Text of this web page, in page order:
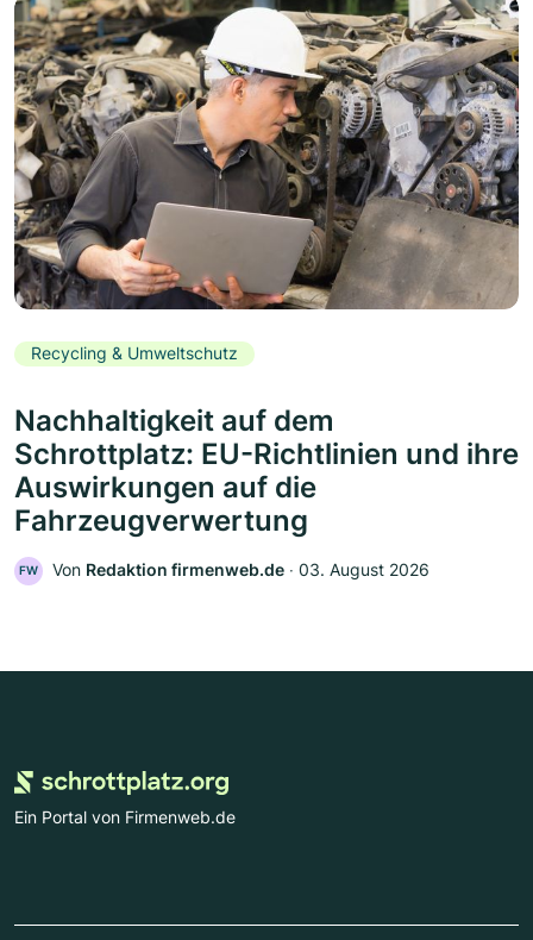
Recycling & Umweltschutz
Nachhaltigkeit auf dem
Schrottplatz: EU-Richtlinien und ihre
Auswirkungen auf die
Fahrzeugverwertung
FW Von Redaktion firmenweb.de ‧ 03. August 2026
Ein Portal von Firmenweb.de